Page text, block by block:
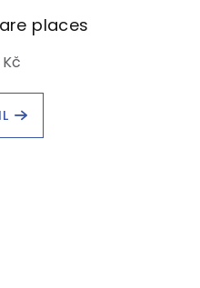
places